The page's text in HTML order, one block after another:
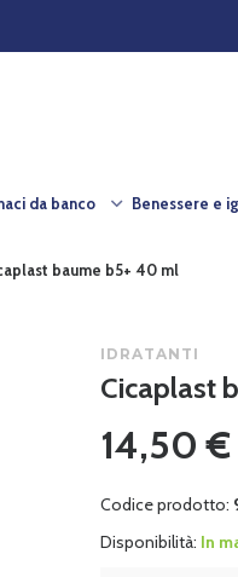
da banco Benessere e
baume b5+ 40 ml
IDRATANTI
Cicaplast
14,50 €
Codice prodotto:
Disponibilità: In